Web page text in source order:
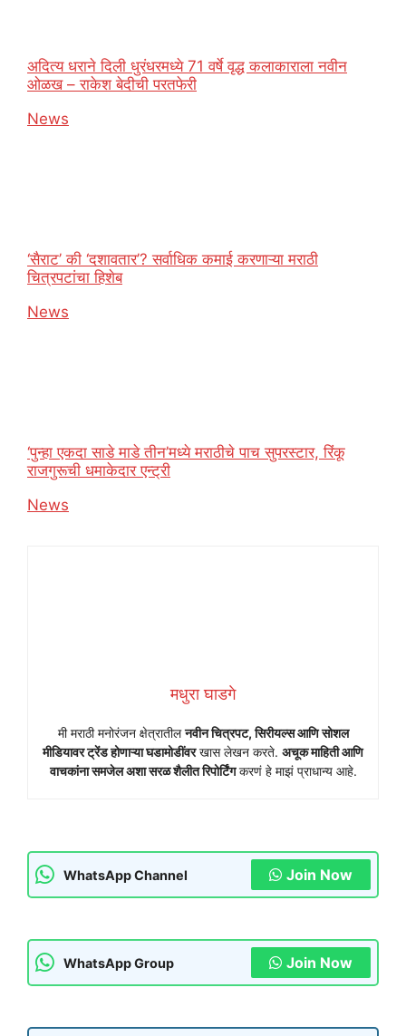
अदित्य धराने दिली धुरंधरमध्ये 71 वर्षे वृद्ध कलाकाराला नवीन
ओळख – राकेश बेदीची परतफेरी
In relation to
News
‘सैराट’ की ‘दशावतार’? सर्वाधिक कमाई करणाऱ्या मराठी
चित्रपटांचा हिशेब
In relation to
News
‘पुन्हा एकदा साडे माडे तीन’मध्ये मराठीचे पाच सुपरस्टार, रिंकू
राजगुरूची धमाकेदार एन्ट्री
In relation to
News
मधुरा घाडगे
मी मराठी मनोरंजन क्षेत्रातीलनवीन चित्रपट, सिरीयल्स आणि सोशल
मीडियावर ट्रेंड होणाऱ्या घडामोडींवरखास लेखन करते. अचूक माहिती आणि
वाचकांना समजेल अशा सरळ शैलीत रिपोर्टिंगकरणं हे माझं प्राधान्य आहे.
WhatsApp Channel Join Now
WhatsApp Group Join Now